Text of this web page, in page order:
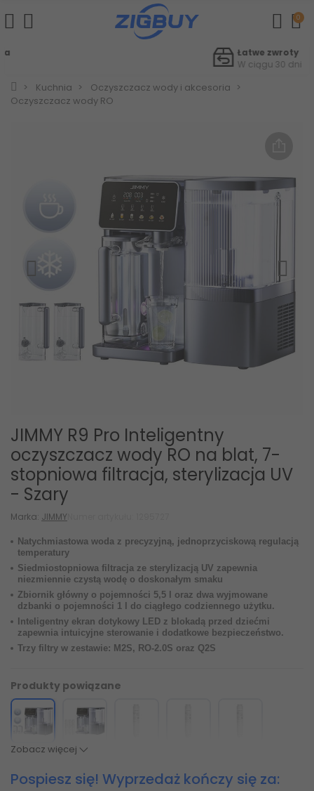
0
Kuchnia
Oczyszczacz wody i akcesoria
Oczyszczacz wody RO
JIMMY R9 Pro Inteligentny
oczyszczacz wody RO na blat, 7-
stopniowa filtracja, sterylizacja UV
- Szary
Marka: JIMMY
Natychmiastowa woda z precyzyjną, jednoprzyciskową regulacją
temperatury
Siedmiostopniowa filtracja ze sterylizacją UV zapewnia
niezmiennie czystą wodę o doskonałym smaku
Zbiornik główny o pojemności 5,5 l oraz dwa wyjmowane
dzbanki o pojemności 1 l do ciągłego codziennego użytku.
Inteligentny ekran dotykowy LED z blokadą przed dziećmi
zapewnia intuicyjne sterowanie i dodatkowe bezpieczeństwo.
Trzy filtry w zestawie: M2S, RO-2.0S oraz Q2S
Produkty powiązane
Zobacz więcej
Pospiesz się! Wyprzedaż kończy się za: